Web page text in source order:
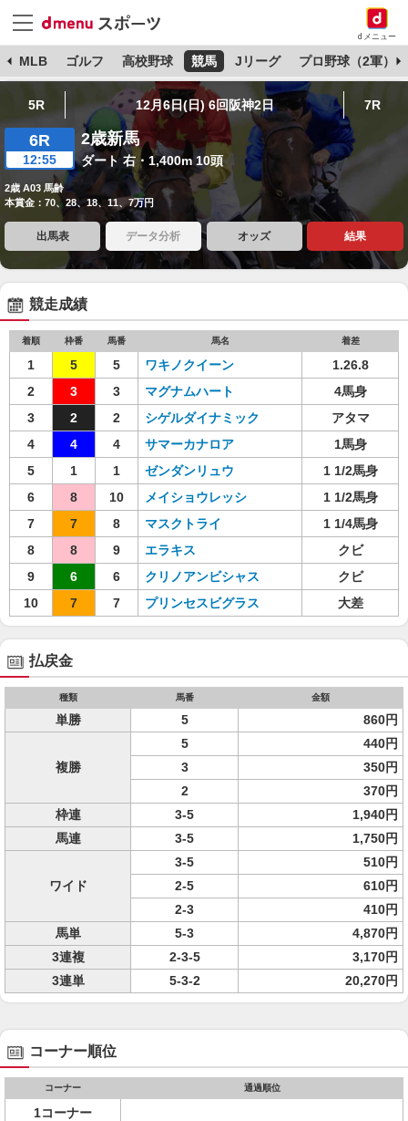
dメニュー
MLB ゴルフ 高校野球 競馬 Jリーグ プロ野球（2軍）
5R 12月6日(日) 6回阪神2日 7R
6R
12:55
2歳新馬
ダート 右・1,400m 10頭
2歳 A03 馬齢
本賞金：70、28、18、11、7万円
出馬表 データ分析 オッズ 結果
競走成績
着順 枠番 馬番 馬名 着差
1 5 5 ワキノクイーン
1.26.8
2
3 3 マグナムハート
4馬身
3
2 2 シゲルダイナミック
アタマ
4
4 4 サマーカナロア
1馬身
5
1 1 ゼンダンリュウ
1 1/2馬身
6
8 10 メイショウレッシ
1 1/2馬身
7
7 8 マスクトライ
1 1/4馬身
8
8 9 エラキス
クビ
9
6 6 クリノアンビシャス
クビ
10
7 7 プリンセスビグラス 大差
払戻金
種類 馬番 金額
単勝 5 860円
複勝
5
440円
3
350円
2
370円
枠連
3-5
1,940円
馬連
3-5 1,750円
ワイド
3-5
510円
2-5
610円
2-3
410円
馬単
5-3
4,870円
3連複
2-3-5
3,170円
3連単
5-3-2 20,270円
コーナー順位
コーナー 通過順位
1コーナー